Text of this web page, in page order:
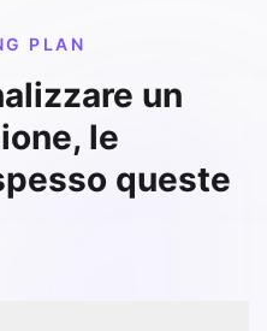
PLAN
un
le
queste